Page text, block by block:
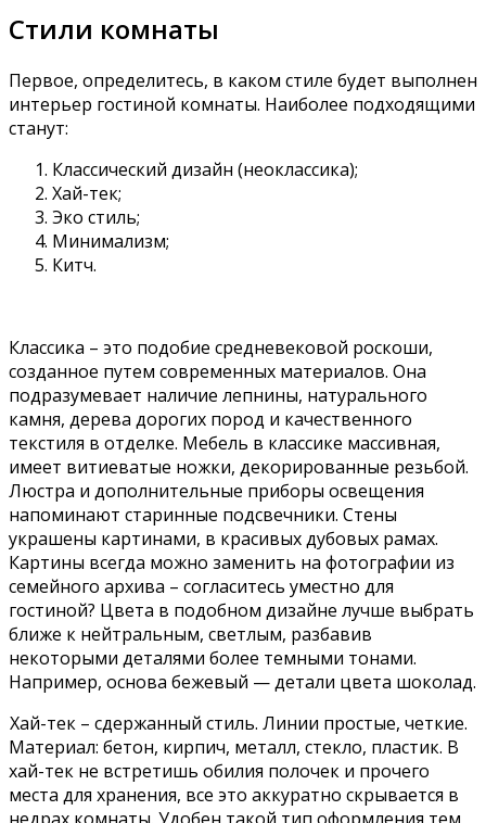
Стили комнаты
Первое, определитесь, в каком стиле будет выполнен
интерьер гостиной комнаты. Наиболее подходящими
станут:
Классический дизайн (неоклассика);
Хай-тек;
Эко стиль;
Минимализм;
Китч.
Классика – это подобие средневековой роскоши,
созданное путем современных материалов. Она
подразумевает наличие лепнины, натурального
камня, дерева дорогих пород и качественного
текстиля в отделке. Мебель в классике массивная,
имеет витиеватые ножки, декорированные резьбой.
Люстра и дополнительные приборы освещения
напоминают старинные подсвечники. Стены
украшены картинами, в красивых дубовых рамах.
Картины всегда можно заменить на фотографии из
семейного архива – согласитесь уместно для
гостиной? Цвета в подобном дизайне лучше выбрать
ближе к нейтральным, светлым, разбавив
некоторыми деталями более темными тонами.
Например, основа бежевый — детали цвета шоколад.
Хай-тек – сдержанный стиль. Линии простые, четкие.
Материал: бетон, кирпич, металл, стекло, пластик. В
хай-тек не встретишь обилия полочек и прочего
места для хранения, все это аккуратно скрывается в